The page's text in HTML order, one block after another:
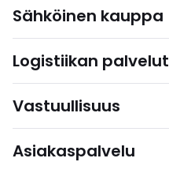
Sähköinen kauppa
Logistiikan palvelut
Vastuullisuus
Asiakaspalvelu